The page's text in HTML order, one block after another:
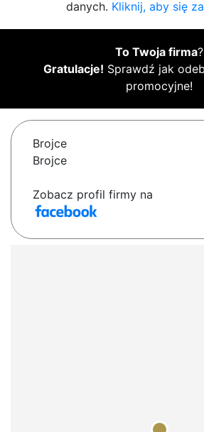
danych. Kliknij, aby się
To Twoja firma?
Gratulacje! Sprawdź jak
promocyjne!
Brojce
Brojce
Zobacz profil firmy na